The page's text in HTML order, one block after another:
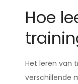
Hoe
Het leren van
verschillende